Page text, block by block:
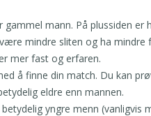
mann. På plussiden er
mindre sliten og ha mindre
mer fast og erfaren.
å finne din match. Du kan
eldre enn mannen.
yngre menn (vanligvis